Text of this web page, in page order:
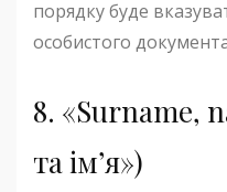
порядку буде
особистого
8. «Surname,
та ім’я»)